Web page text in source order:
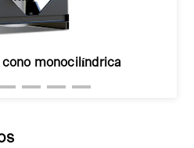
monocilíndrica